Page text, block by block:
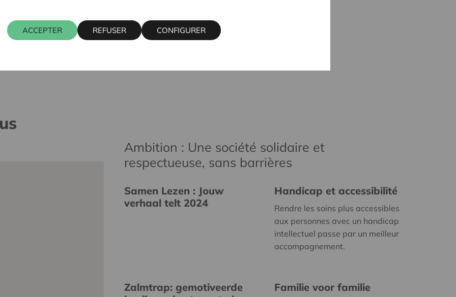
kris.debruyne@cera.coop
Ambition : Une société solidaire et
respectueuse, sans barrières
Samen Lezen : Jouw
verhaal telt 2024
Handicap et accessibilité
Rendre les soins plus accessibles
aux personnes avec un handicap
intellectuel passe par un meilleur
accompagnement.
Zalmtrap: gemotiveerde
Familie voor familie
ACCEPTER REFUSER CONFIGURER